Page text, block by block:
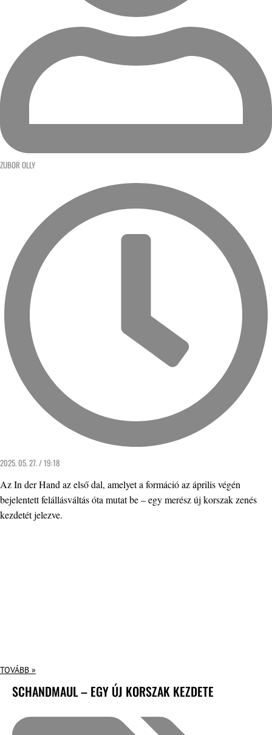
ZUBOR OLLY
2025. 05. 27. / 19:18
Az In der Hand az első dal, amelyet a formáció az április végén
bejelentett felállásváltás óta mutat be – egy merész új korszak zenés
kezdetét jelezve.
TOVÁBB »
SCHANDMAUL – EGY ÚJ KORSZAK KEZDETE